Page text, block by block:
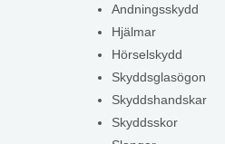
Andningsskydd
Hjälmar
Hörselskydd
Skyddsglasögon
Skyddshandskar
Skyddsskor